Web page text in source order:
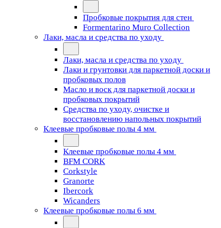
Пробковые покрытия для стен
Formentarino Muro Collection
Лаки, масла и средства по уходу
Лаки, масла и средства по уходу
Лаки и грунтовки для паркетной доски и
пробковых полов
Масло и воск для паркетной доски и
пробковых покрытий
Средства по уходу, очистке и
восстановлению напольных покрытий
Клеевые пробковые полы 4 мм
Клеевые пробковые полы 4 мм
BFM CORK
Corkstyle
Granorte
Ibercork
Wicanders
Клеевые пробковые полы 6 мм